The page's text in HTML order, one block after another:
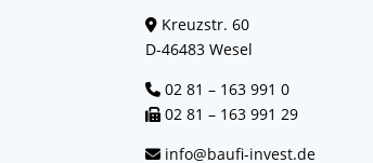
Kreuzstr. 60
D-46483 Wesel
02 81 – 163 991 0
02 81 – 163 991 29
info@baufi-invest.de